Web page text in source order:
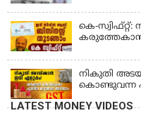
കെ-
നികുതി
കൊണ്ടുവന്ന
LATEST MONEY VIDEOS